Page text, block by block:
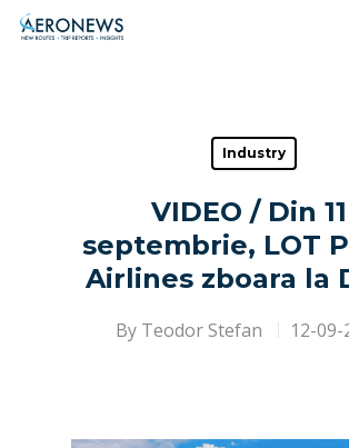
Hit enter to search or ESC to close
Industry
VIDEO / Din 11
septembrie, LOT
Airlines zboara la
By Teodor Stefan 12-09-